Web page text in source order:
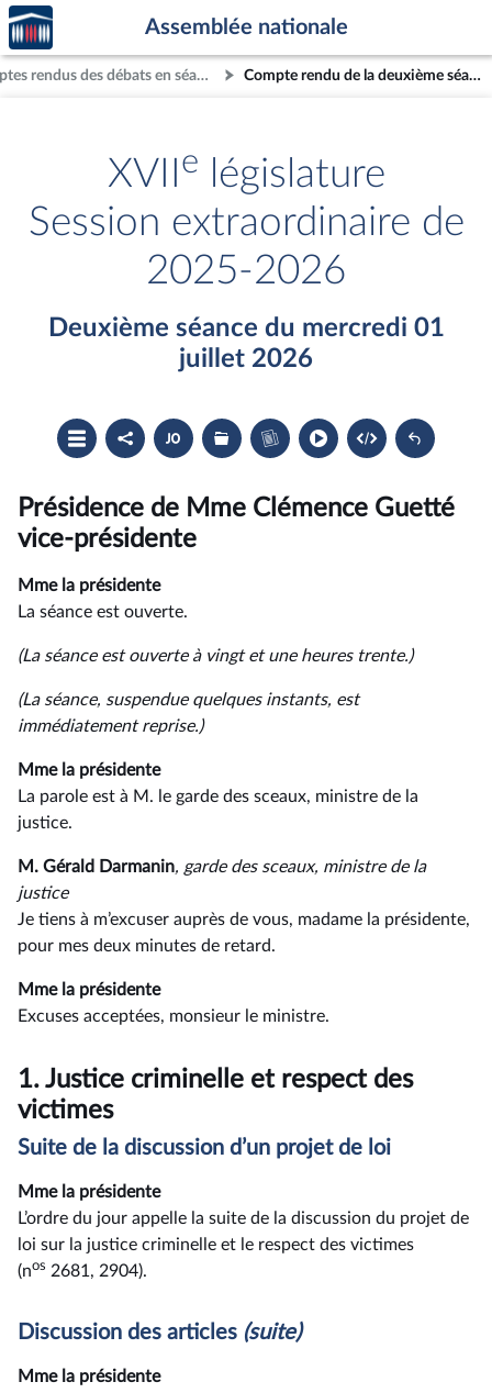
Aller au contenu
Aller en bas de la page
Accèder
à la
page
d'accueil
Assemblée nationale
Comptes rendus des débats en séance Compte rendu de la deuxième séance du mercredi 01 juillet 2026
XVII e
législature
Session extraordinaire de
2025-2026
Deuxième séance du mercredi 01
juillet 2026
Ouvrir
le
sommaire
Partager
le
compte
Accéder
au
document
du
compte
rendu
Les
dossiers
législatifs
Accéder
au
cahier
Présidence de Mme Clémence Guetté
vice-présidente
Mme la présidente
La séance est ouverte.
(La séance est ouverte à vingt et une heures trente.)
(La séance, suspendue quelques instants, est
immédiatement reprise.)
Mme la présidente
La parole est à M. le garde des sceaux, ministre de la
justice.
M. Gérald Darmanin, garde des sceaux, ministre de la
justice
Je tiens à m’excuser auprès de vous, madame la présidente,
pour mes deux minutes de retard.
Mme la présidente
Excuses acceptées, monsieur le ministre.
1. Justice criminelle et respect des
victimes
Suite de la discussion d’un projet de loi
Mme la présidente
L’ordre du jour appelle la suite de la discussion du projet de
loi sur la justice criminelle et le respect des victimes
(nos 2681, 2904).
Discussion des articles (suite)
Mme la présidente